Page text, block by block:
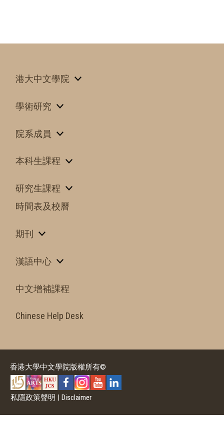
港大中文學院
學術研究
院系成員
本科生課程
研究生課程
時間表及校曆
期刊
漢語中心
中文增補課程
Chinese Help Desk
香港大學中文學院版權所有©
私隱政策聲明 Disclaimer